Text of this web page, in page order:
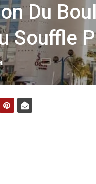
Du
Souffle